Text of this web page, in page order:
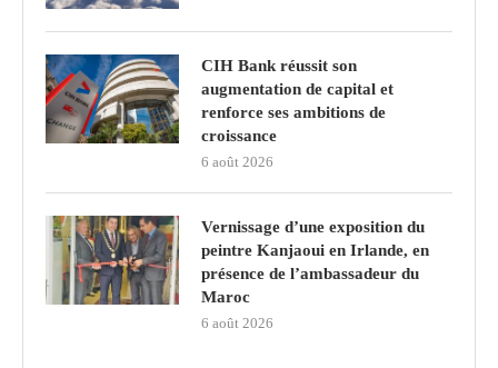
CIH Bank réussit son
augmentation de capital et
renforce ses ambitions de
croissance
6 août 2026
Vernissage d’une exposition du
peintre Kanjaoui en Irlande, en
présence de l’ambassadeur du
Maroc
6 août 2026